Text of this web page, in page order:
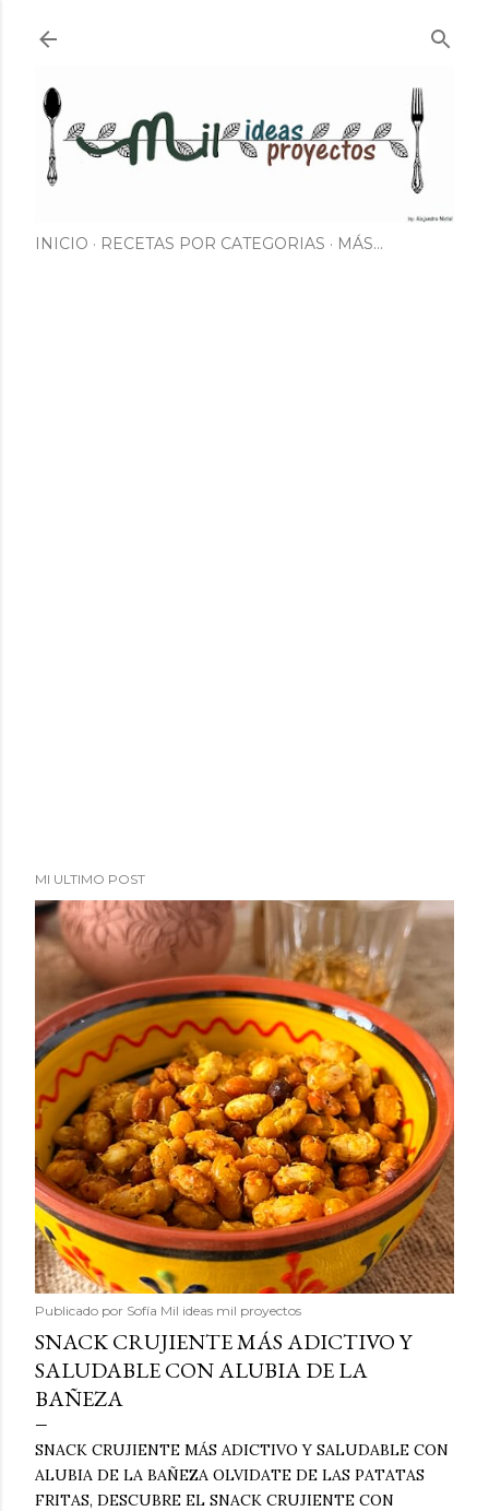
INICIO RECETAS POR CATEGORIAS MÁS…
MI ULTIMO POST
Publicado por Sofía Mil ideas mil proyectos
SNACK CRUJIENTE MÁS ADICTIVO Y
SALUDABLE CON ALUBIA DE LA
BAÑEZA
SNACK CRUJIENTE MÁS ADICTIVO Y SALUDABLE CON
ALUBIA DE LA BAÑEZA OLVIDATE DE LAS PATATAS
FRITAS, DESCUBRE EL SNACK CRUJIENTE CON